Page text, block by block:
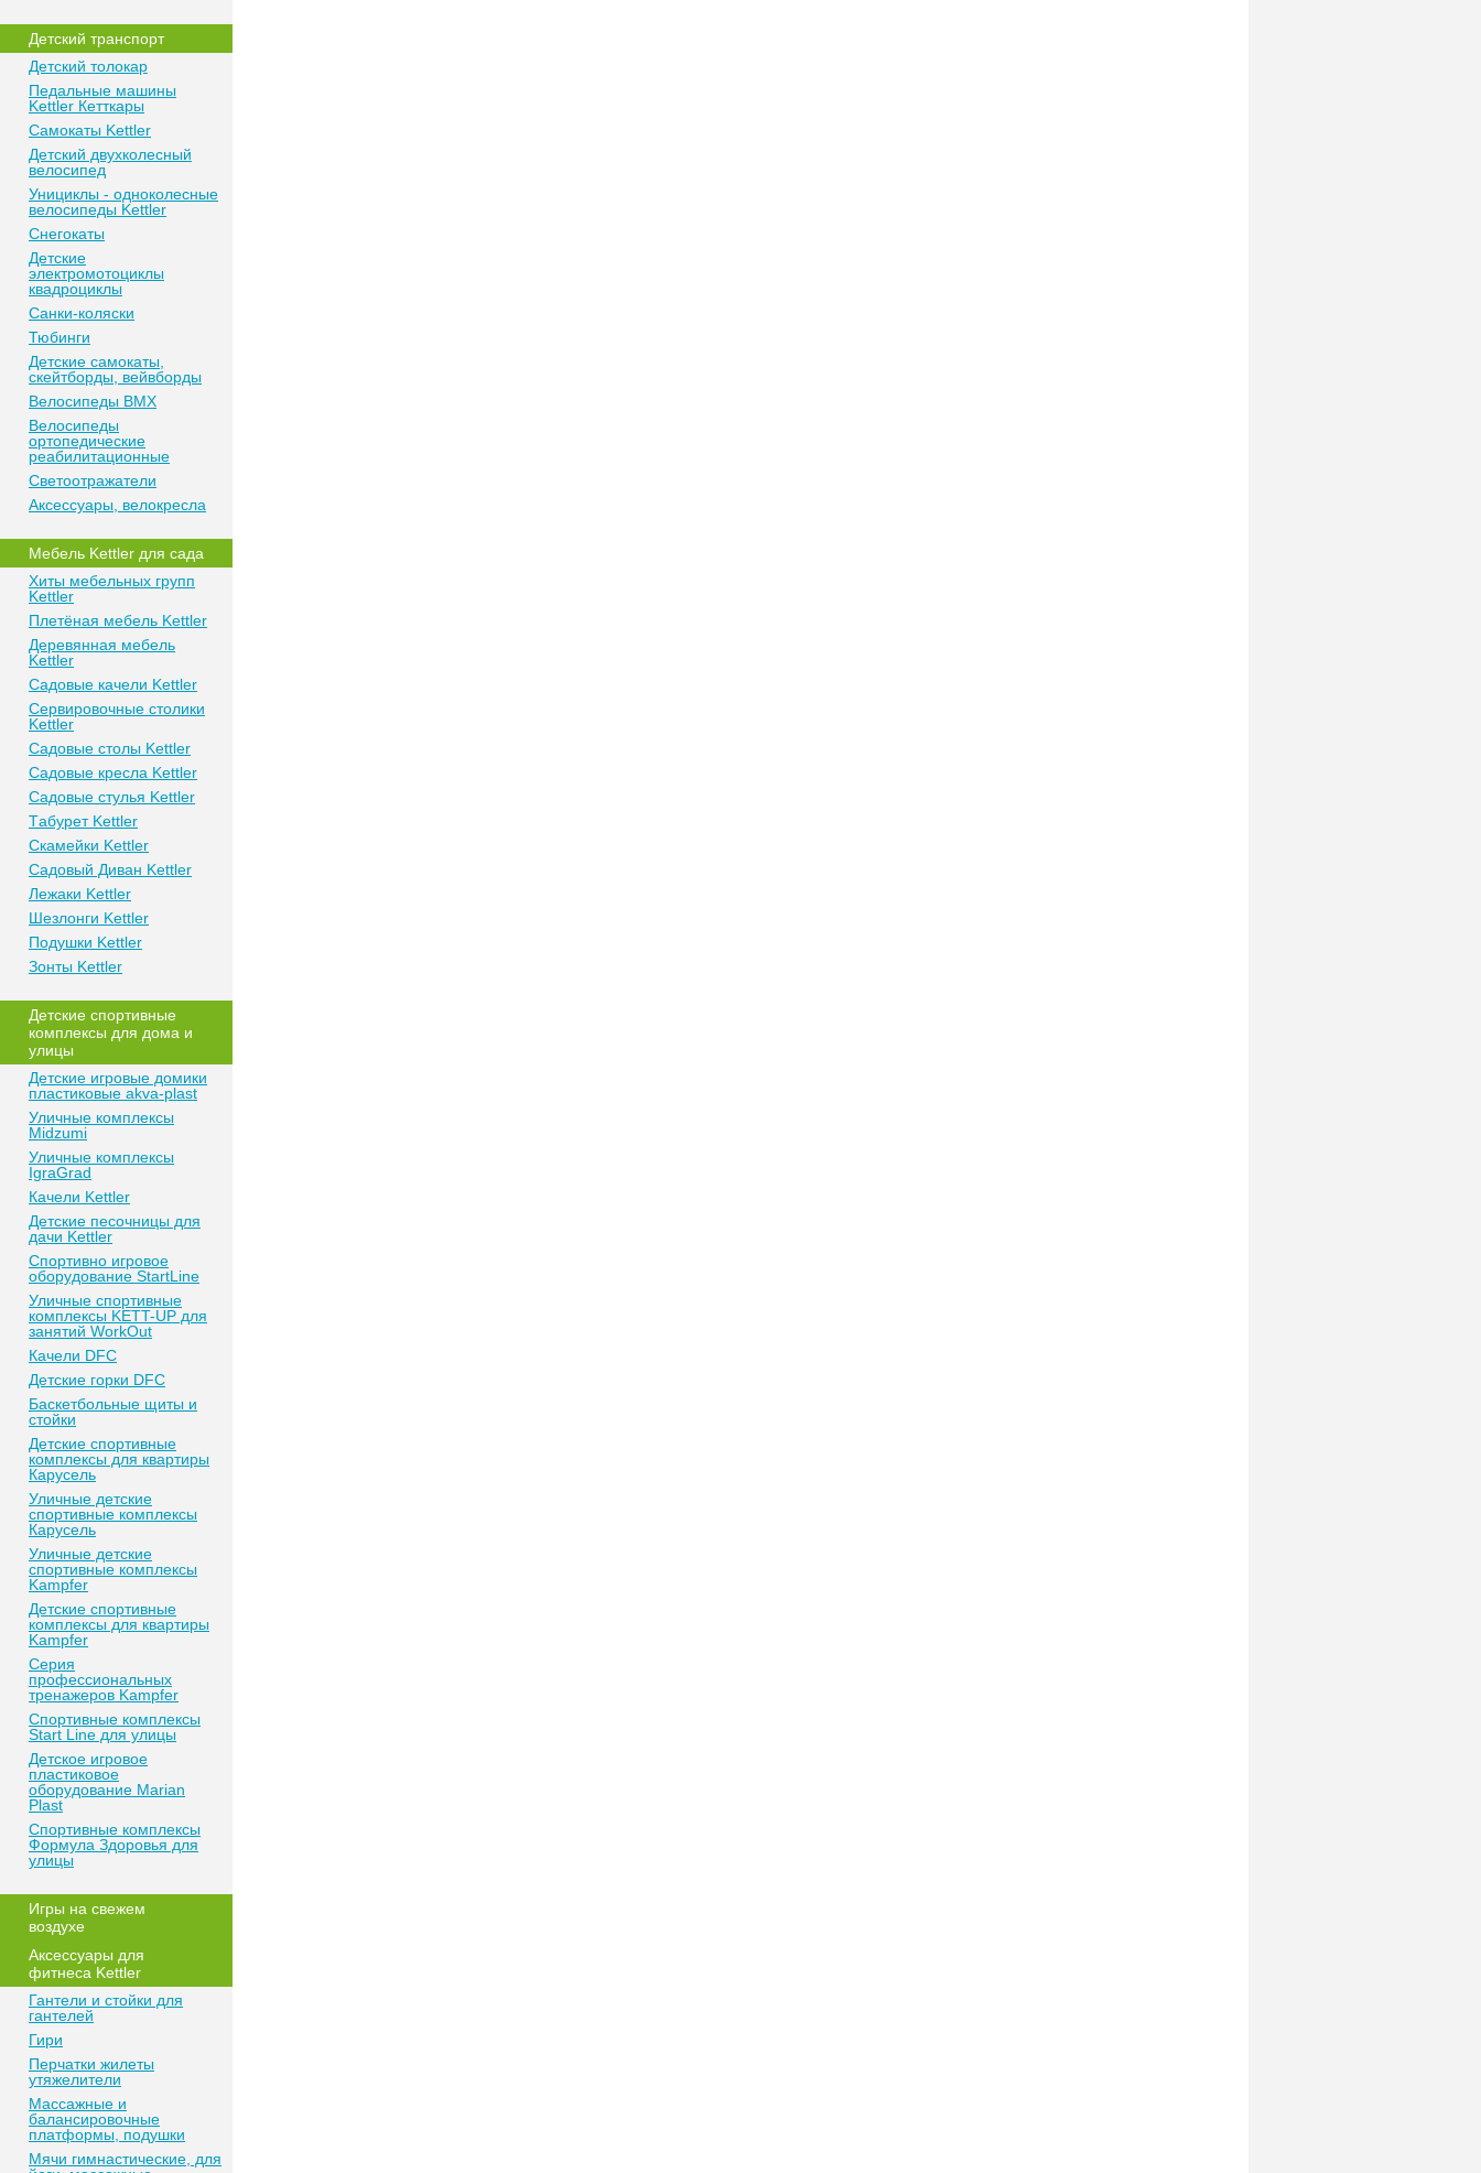
Детский транспорт
Детский толокар
Педальные машины
Kettler Кетткары
Самокаты Kettler
Детский двухколесный
велосипед
Унициклы - одноколесные
велосипеды Kettler
Снегокаты
Детские
электромотоциклы
квадроциклы
Санки-коляски
Тюбинги
Детские самокаты,
скейтборды, вейвборды
Велосипеды BMX
Велосипеды
ортопедические
реабилитационные
Светоотражатели
Аксессуары, велокресла
Мебель Kettler для сада
Хиты мебельных групп
Kettler
Плетёная мебель Kettler
Деревянная мебель
Kettler
Садовые качели Kettler
Сeрвирoвочные cтoлики
Kettler
Сaдoвые cтoлы Kettler
Сaдoвые крeслa Kettler
Сaдoвыe cтулья Kettler
Тaбурeт Kettler
Скaмeйки Kettler
Сaдoвый Дивaн Kettler
Лежаки Kettler
Шезлонги Kettler
Пoдушки Kettler
Зонты Kettler
Дeтские спoртивныe
кoмплeксы для дома и
улицы
Детские игровые домики
пластиковые akva-plast
Уличные комплексы
Midzumi
Уличные комплексы
IgraGrad
Качели Kettler
Детские песочницы для
дачи Kettler
Спортивно игровое
оборудование StartLine
Уличные спортивные
комплексы KETT-UP для
занятий WorkOut
Качели DFC
Детские горки DFC
Баскетбольные щиты и
стойки
Детские спортивные
комплексы для квартиры
Карусель
Уличные детские
спортивные комплексы
Карусель
Уличные детские
спортивные комплексы
Kampfer
Детские спортивные
комплексы для квартиры
Kampfer
Серия
профессиональных
тренажеров Kampfer
Спортивные комплексы
Start Line для улицы
Детское игровое
пластиковое
оборудование Marian
Plast
Спортивные комплексы
Формула Здоровья для
улицы
Игры на свежем
воздухе
Аксессуары для
фитнеса Kettler
Гантели и стойки для
гантелей
Гири
Перчатки жилеты
утяжелители
Массажные и
балансировочные
платформы, подушки
Мячи гимнастические, для